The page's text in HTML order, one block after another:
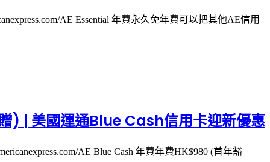
AE Essential 年費永久免年費可以把其他AE信用
) | 美國運通Blue Cash信用卡迎新優惠
AE Blue Cash 年費年費HK$980 (首年豁